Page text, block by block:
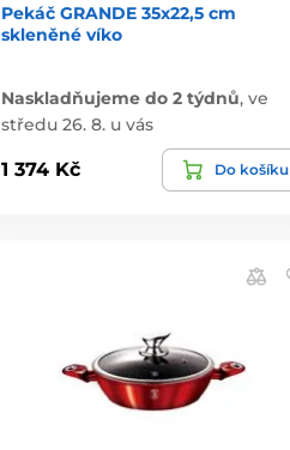
Pekáč GRANDE 35x22,5 cm
skleněné víko
Naskladňujeme do 2 týdnů, ve
středu 26. 8. u vás
1 374 Kč Do košíku